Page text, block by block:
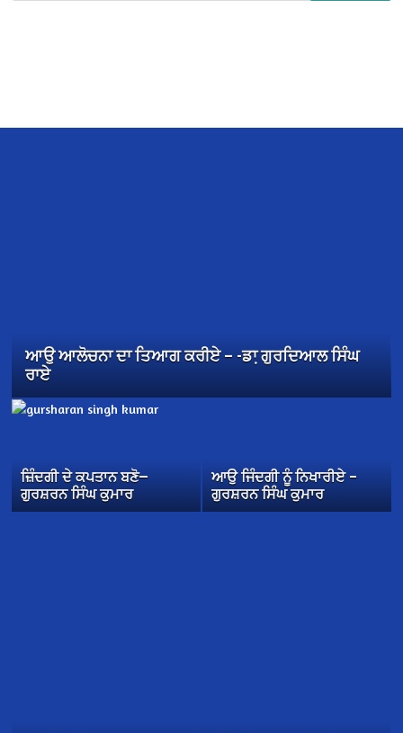
ਆਉ ਆਲੋਚਨਾ ਦਾ ਤਿਆਗ ਕਰੀਏ – -ਡਾ਼ ਗੁਰਦਿਆਲ ਸਿੰਘ
ਰਾਏ
ਜ਼ਿੰਦਗੀ ਦੇ ਕਪਤਾਨ ਬਣੋ—
ਗੁਰਸ਼ਰਨ ਸਿੰਘ ਕੁਮਾਰ
ਆਉ ਜਿੰਦਗੀ ਨੂੰ ਨਿਖਾਰੀਏ –
ਗੁਰਸ਼ਰਨ ਸਿੰਘ ਕੁਮਾਰ